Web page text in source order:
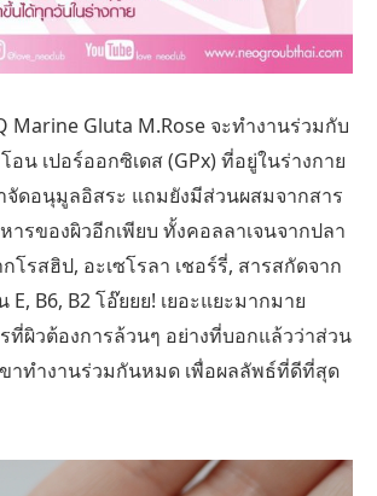
Marine Gluta M.Rose จะทำงานร่วมกับ
อน เปอร์ออกซิเดส (GPx) ที่อยู่ในร่างกาย
จัดอนุมูลอิสระ แถมยังมีส่วนผสมจากสาร
ารของผิวอีกเพียบ ทั้งคอลลาเจนจากปลา
โรสฮิป, อะเซโรลา เชอร์รี่, สารสกัดจาก
E, B6, B2 โอ๊ยยย! เยอะแยะมากมาย
ที่ผิวต้องการล้วนๆ อย่างที่บอกแล้วว่าส่วน
าทำงานร่วมกันหมด เพื่อผลลัพธ์ที่ดีที่สุด